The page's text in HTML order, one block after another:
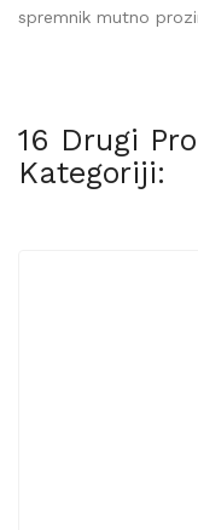
spremnik mutno
16 Drugi
Kategoriji: